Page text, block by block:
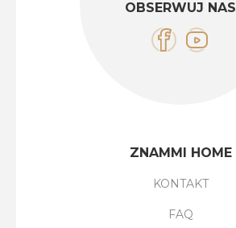
OBSERWUJ NAS
ZNAMMI HOME
KONTAKT
FAQ